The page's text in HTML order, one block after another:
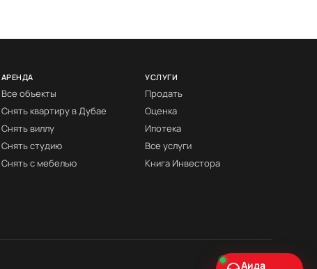
Аида
АРЕНДА
Все объекты
Снять квартиру в Дубае
Снять виллу
Снять студию
Снять с мебелью
УСЛУГИ
Продать
Оценка
Ипотека
Все услуги
Книга Инвестора